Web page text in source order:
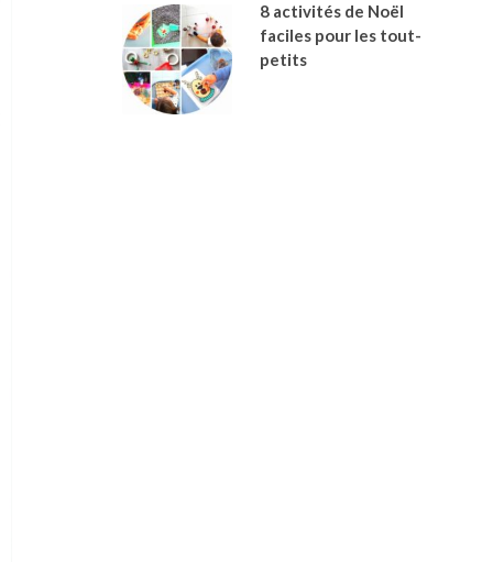
8 activités de Noël
faciles pour les tout-
petits